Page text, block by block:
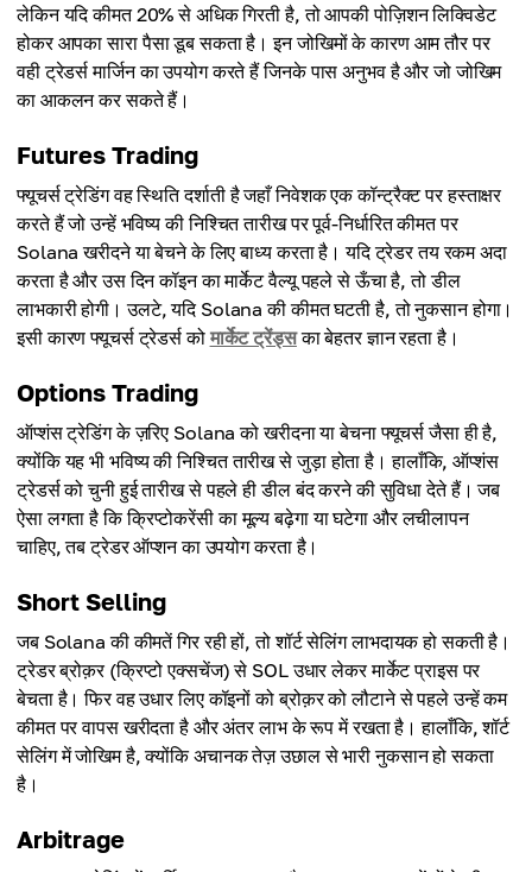
लेकिन यदि कीमत 20% से अधिक गिरती है, तो आपकी पोज़िशन लिक्विडेट
होकर आपका सारा पैसा डूब सकता है। इन जोखिमों के कारण आम तौर पर
वही ट्रेडर्स मार्जिन का उपयोग करते हैं जिनके पास अनुभव है और जो जोखिम
का आकलन कर सकते हैं।
Futures Trading
फ्यूचर्स ट्रेडिंग वह स्थिति दर्शाती है जहाँ निवेशक एक कॉन्ट्रैक्ट पर हस्ताक्षर
करते हैं जो उन्हें भविष्य की निश्चित तारीख पर पूर्व-निर्धारित कीमत पर
Solana खरीदने या बेचने के लिए बाध्य करता है। यदि ट्रेडर तय रकम अदा
करता है और उस दिन कॉइन का मार्केट वैल्यू पहले से ऊँचा है, तो डील
लाभकारी होगी। उलटे, यदि Solana की कीमत घटती है, तो नुकसान होगा।
इसी कारण फ्यूचर्स ट्रेडर्स कोमार्केट ट्रेंड्सका बेहतर ज्ञान रहता है।
Options Trading
ऑप्शंस ट्रेडिंग के ज़रिए Solana को खरीदना या बेचना फ्यूचर्स जैसा ही है,
क्योंकि यह भी भविष्य की निश्चित तारीख से जुड़ा होता है। हालाँकि, ऑप्शंस
ट्रेडर्स को चुनी हुई तारीख से पहले ही डील बंद करने की सुविधा देते हैं। जब
ऐसा लगता है कि क्रिप्टोकरेंसी का मूल्य बढ़ेगा या घटेगा और लचीलापन
चाहिए, तब ट्रेडर ऑप्शन का उपयोग करता है।
Short Selling
जब Solana की कीमतें गिर रही हों, तो शॉर्ट सेलिंग लाभदायक हो सकती है।
ट्रेडर ब्रोक़र (क्रिप्टो एक्सचेंज) से SOL उधार लेकर मार्केट प्राइस पर
बेचता है। फिर वह उधार लिए कॉइनों को ब्रोक़र को लौटाने से पहले उन्हें कम
कीमत पर वापस खरीदता है और अंतर लाभ के रूप में रखता है। हालाँकि, शॉर्ट
सेलिंग में जोखिम है, क्योंकि अचानक तेज़ उछाल से भारी नुकसान हो सकता
है।
Arbitrage